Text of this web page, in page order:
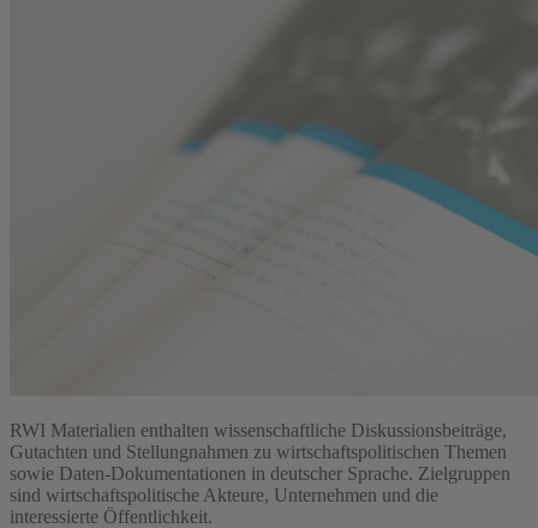
RWI Materialien enthalten wissenschaftliche Diskussionsbeiträge,
Gutachten und Stellungnahmen zu wirtschaftspolitischen Themen
sowie Daten-Dokumentationen in deutscher Sprache. Zielgruppen
sind wirtschaftspolitische Akteure, Unternehmen und die
interessierte Öffentlichkeit.